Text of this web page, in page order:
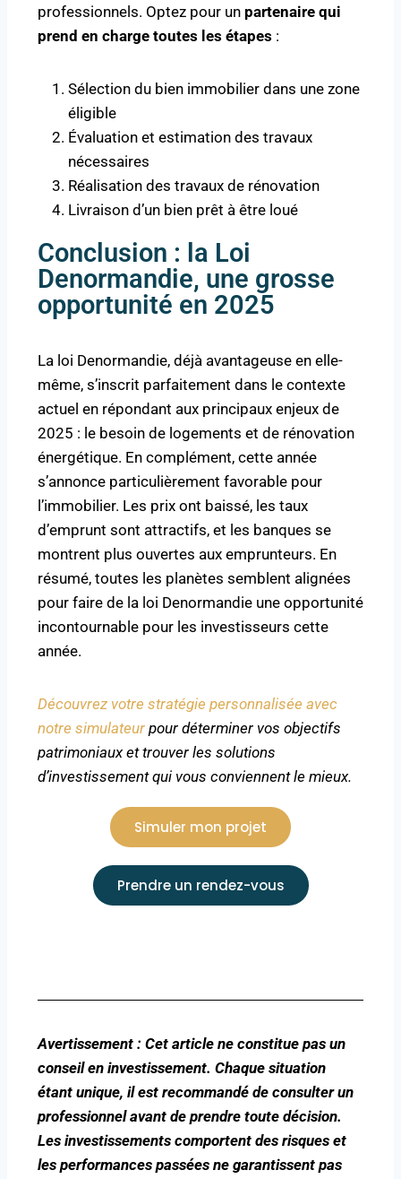
professionnels. Optez pour un partenaire qui
prend en charge toutes les étapes :
Sélection du bien immobilier dans une zone
éligible
Évaluation et estimation des travaux
nécessaires
Réalisation des travaux de rénovation
Livraison d’un bien prêt à être loué
Conclusion : la Loi
Denormandie, une grosse
opportunité en 2025
La loi Denormandie, déjà avantageuse en elle-
même, s’inscrit parfaitement dans le contexte
actuel en répondant aux principaux enjeux de
2025 : le besoin de logements et de rénovation
énergétique. En complément, cette année
s’annonce particulièrement favorable pour
l’immobilier. Les prix ont baissé, les taux
d’emprunt sont attractifs, et les banques se
montrent plus ouvertes aux emprunteurs. En
résumé, toutes les planètes semblent alignées
pour faire de la loi Denormandie une opportunité
incontournable pour les investisseurs cette
année.
Découvrez votre stratégie personnalisée avec
notre simulateur pour déterminer vos objectifs
patrimoniaux et trouver les solutions
d’investissement qui vous conviennent le mieux.
Simuler mon projet
Prendre un rendez-vous
Avertissement : Cet article ne constitue pas un
conseil en investissement. Chaque situation
étant unique, il est recommandé de consulter un
professionnel avant de prendre toute décision.
Les investissements comportent des risques et
les performances passées ne garantissent pas